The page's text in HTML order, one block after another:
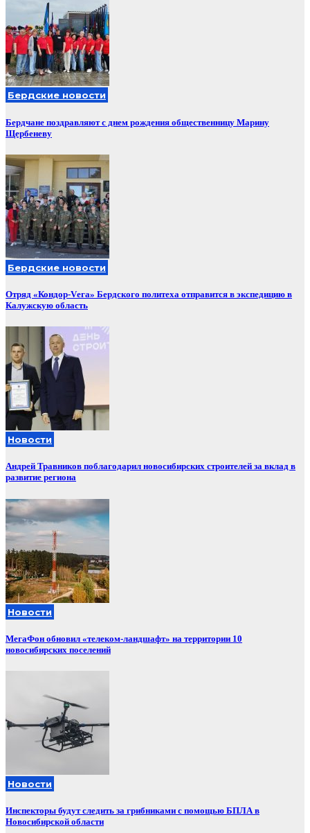
Бердские новости
Бердчане поздравляют с днем рождения общественницу Марину
Щербеневу
Бердские новости
Отряд «Кондор-Vега» Бердского политеха отправится в экспедицию в
Калужскую область
Новости
Андрей Травников поблагодарил новосибирских строителей за вклад в
развитие региона
Новости
МегаФон обновил «телеком-ландшафт» на территории 10
новосибирских поселений
Новости
Инспекторы будут следить за грибниками с помощью БПЛА в
Новосибирской области